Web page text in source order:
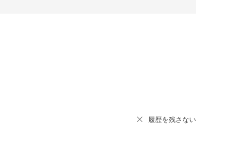
履歴を残さない